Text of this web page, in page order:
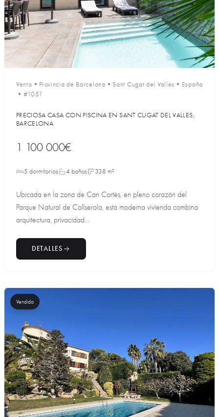
Venta • Provincia de Barcelona • Sant Cugat del Valles • España
• #1051
PRECIOSA CASA CON PISCINA EN SANT CUGAT DEL VALLES,
BARCELONA
1 100 000€
5 dormitorios 4 baños 338 m²
Ubicada en la zona de Can Cortés, en pleno corazón del
Parque Natural de Collserola, esta moderna vivienda combina
arquitectura, privacidad...
DETALLES
Vendido